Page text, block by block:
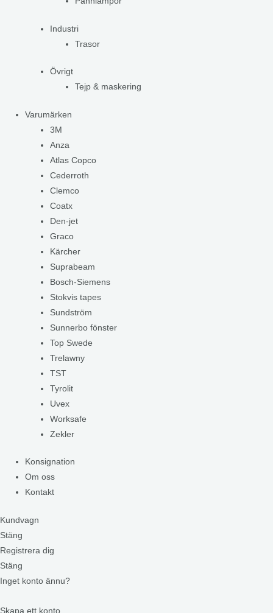
Industri
Trasor
Övrigt
Tejp & maskering
Varumärken
3M
Anza
Atlas Copco
Cederroth
Clemco
Coatx
Den-jet
Graco
Kärcher
Suprabeam
Bosch-Siemens
Stokvis tapes
Sundström
Sunnerbo fönster
Top Swede
Trelawny
TST
Tyrolit
Uvex
Worksafe
Zekler
Konsignation
Om oss
Kontakt
Kundvagn
Stäng
Registrera dig
Stäng
Inget konto ännu?
Skapa ett konto